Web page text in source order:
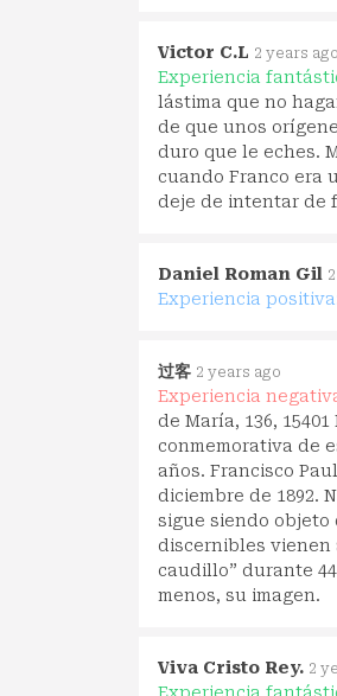
Victor C.L 2 years ago
Experiencia
lástima que no
de que unos
duro que le eches.
cuando Franco era
deje de intentar de
Daniel Roman Gil
Experiencia
过客 2 years ago
Experiencia
de María, 136,
conmemorativa de
años. Francisco
diciembre de 1892.
sigue siendo objeto
discernibles vienen
caudillo” durante
menos, su imagen.
Viva Cristo Rey. 2
Experiencia